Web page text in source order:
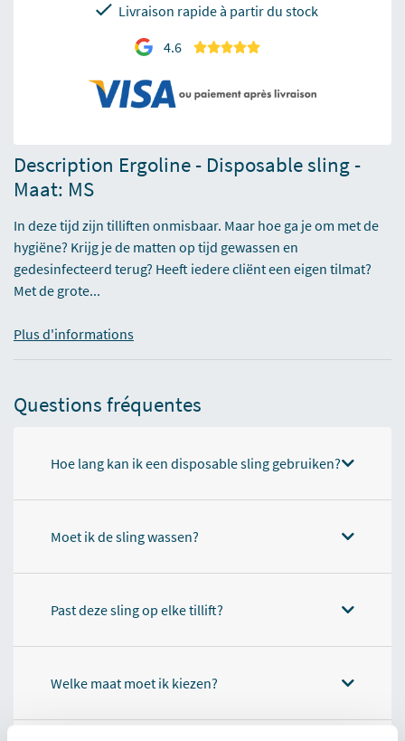
Livraison rapide à partir du stock
4.6
Description Ergoline - Disposable sling -
Maat: MS
In deze tijd zijn tilliften onmisbaar. Maar hoe ga je om met de
hygiëne? Krijg je de matten op tijd gewassen en
gedesinfecteerd terug? Heeft iedere cliënt een eigen tilmat?
Met de grote...
Plus d'informations
Questions fréquentes
Hoe lang kan ik een disposable sling gebruiken?
Moet ik de sling wassen?
Past deze sling op elke tillift?
Welke maat moet ik kiezen?